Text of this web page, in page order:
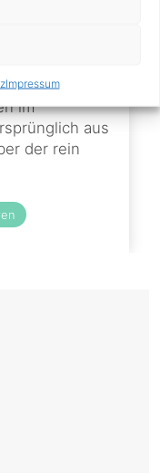
Impressum
Pizza
im
aus
der rein